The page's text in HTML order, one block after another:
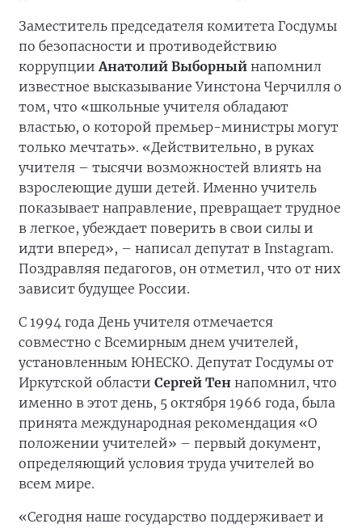
Заместитель председателя комитета Госдумы
по безопасности и противодействию
коррупцииАнатолий Выборный напомнил
известное высказывание Уинстона Черчилля о
том, что «школьные учителя обладают
властью, о которой премьер-министры могут
только мечтать». «Действительно, в руках
учителя – тысячи возможностей влиять на
взрослеющие души детей. Именно учитель
показывает направление, превращает трудное
в легкое, убеждает поверить в свои силы и
идти вперед», – написал депутат в Instagram.
Поздравляя педагогов, он отметил, что от них
зависит будущее России.
С 1994 года День учителя отмечается
совместно с Всемирным днем учителей,
установленным ЮНЕСКО. Депутат Госдумы от
Иркутской области Сергей Тен напомнил, что
именно в этот день, 5 октября 1966 года, была
принята международная рекомендация «О
положении учителей» – первый документ,
определяющий условия труда учителей во
всем мире.
«Сегодня наше государство поддерживает и